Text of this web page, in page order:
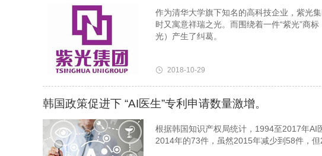
作为清华大学旗下知名的高科技企业，紫光
时又寓意祥瑞之光。而围绕着一件“紫光”商
光）产生了纠葛。
2018-10-29
韩国政策促进下 “AI医生”专利申请数量激增。
根据韩国知识产权局统计，1994至2017年
2014年的73件，虽然2015年减少到58件，